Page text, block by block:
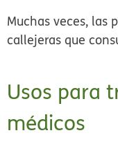
Muchas veces, las
callejeras que
Usos para
médicos